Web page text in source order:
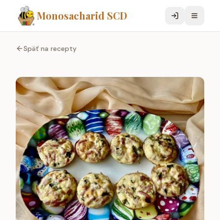
Monosacharid SCD
Späť na recepty